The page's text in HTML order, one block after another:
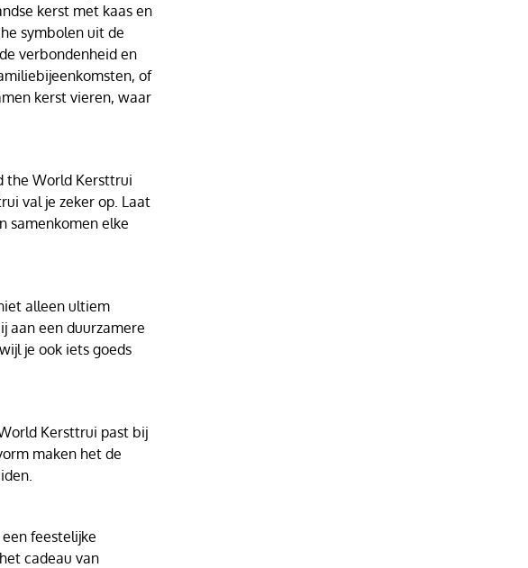
kerst met kaas en
symbolen uit de
verbondenheid en
of
kerst vieren, waar
the World Kersttrui
val je zeker op. Laat
samenkomen elke
alleen ultiem
aan een duurzamere
je ook iets goeds
Kersttrui past bij
maken het de
feestelijke
cadeau van